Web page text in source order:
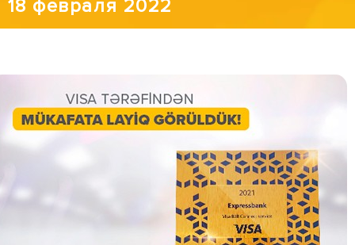
18 февраля 2022